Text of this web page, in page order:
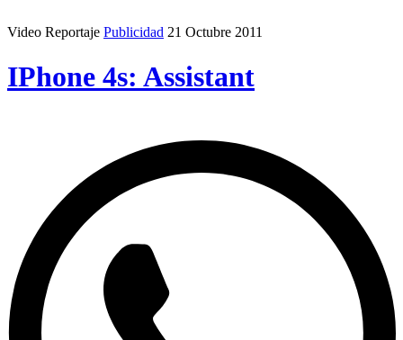
Video Reportaje Publicidad 21 Octubre 2011
IPhone 4s: Assistant